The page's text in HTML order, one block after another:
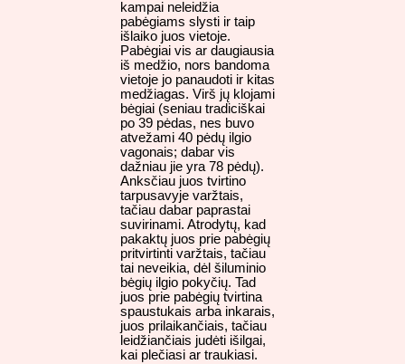
kampai neleidžia
pabėgiams slysti ir taip
išlaiko juos vietoje.
Pabėgiai vis ar daugiausia
iš medžio, nors bandoma
vietoje jo panaudoti ir kitas
medžiagas. Virš jų klojami
bėgiai (seniau tradiciškai
po 39 pėdas, nes buvo
atvežami 40 pėdų ilgio
vagonais; dabar vis
dažniau jie yra 78 pėdų).
Anksčiau juos tvirtino
tarpusavyje varžtais,
tačiau dabar paprastai
suvirinami. Atrodytų, kad
pakaktų juos prie pabėgių
pritvirtinti varžtais, tačiau
tai neveikia, dėl šiluminio
bėgių ilgio pokyčių. Tad
juos prie pabėgių tvirtina
spaustukais arba inkarais,
juos prilaikančiais, tačiau
leidžiančiais judėti išilgai,
kai plečiasi ar traukiasi.